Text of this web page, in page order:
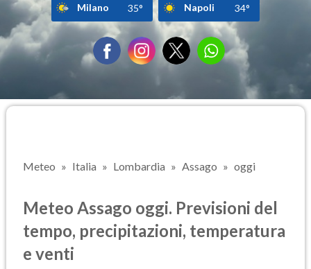
Milano 35° Napoli 34°
Meteo Italia Lombardia Assago oggi
Meteo Assago oggi. Previsioni del
tempo, precipitazioni, temperatura
e venti